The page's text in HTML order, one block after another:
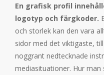
En grafisk profil
logotyp och färgkoder.
och storlek kan den vara
sidor med det viktigaste,
noggrant nedtecknade
mediasituationer. Hur